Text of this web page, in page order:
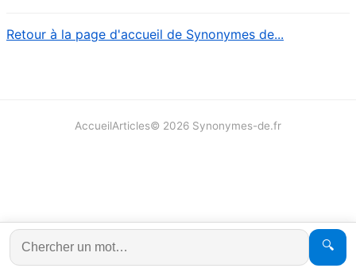
Retour à la page d'accueil de Synonymes de...
🔍
AccueilArticles© 2026 Synonymes-de.fr